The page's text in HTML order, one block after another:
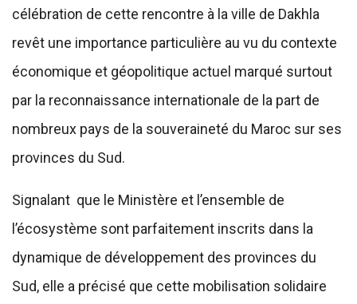
célébration de cette rencontre à la ville de Dakhla
revêt une importance particulière au vu du contexte
économique et géopolitique actuel marqué surtout
par la reconnaissance internationale de la part de
nombreux pays de la souveraineté du Maroc sur ses
provinces du Sud.
Signalant que le Ministère et l’ensemble de
l’écosystème sont parfaitement inscrits dans la
dynamique de développement des provinces du
Sud, elle a précisé que cette mobilisation solidaire